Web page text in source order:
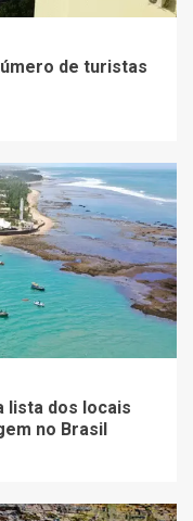
de turistas
lista dos locais
no Brasil